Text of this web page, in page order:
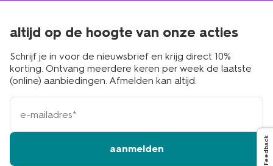
altijd op de hoogte van onze acties
Schrijf je in voor de nieuwsbrief en krijg direct 10%
korting. Ontvang meerdere keren per week de laatste
(online) aanbiedingen. Afmelden kan altijd.
e-
mailadres
aanmelden Feedback